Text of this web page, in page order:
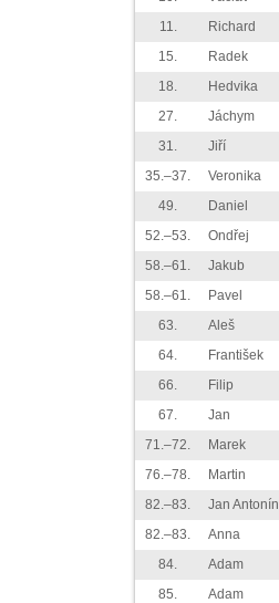
11.
Richard
15.
Radek
18.
Hedvika
27.
Jáchym
31.
Jiří
35.–37.
Veronika
49.
Daniel
52.–53.
Ondřej
58.–61.
Jakub
58.–61.
Pavel
63.
Aleš
64.
František
66.
Filip
67.
Jan
71.–72.
Marek
76.–78.
Martin
82.–83.
Jan Antonín
82.–83.
Anna
84.
Adam
85.
Adam